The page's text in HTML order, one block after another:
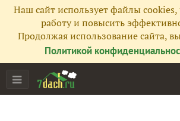
Наш сайт использует файлы
работу и повысить
Продолжая использование сайта,
Политикой